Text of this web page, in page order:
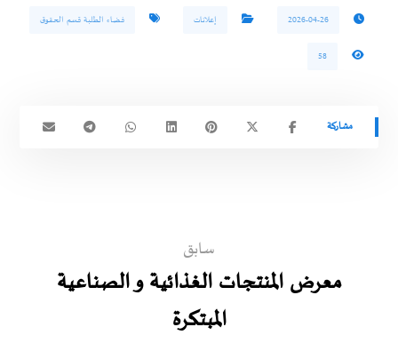
2026-04-26 إعلانات فضاء الطلبة قسم الحقوق
58
سابق
معرض المنتجات الغذائية و الصناعية
المبتكرة